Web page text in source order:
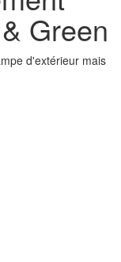
Green
d'extérieur mais